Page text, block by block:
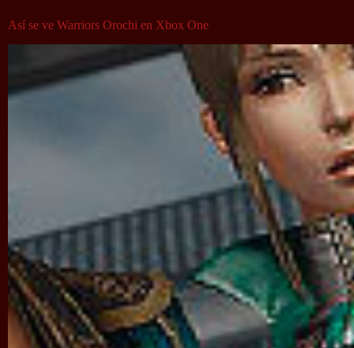
Así se ve Warriors Orochi en Xbox One